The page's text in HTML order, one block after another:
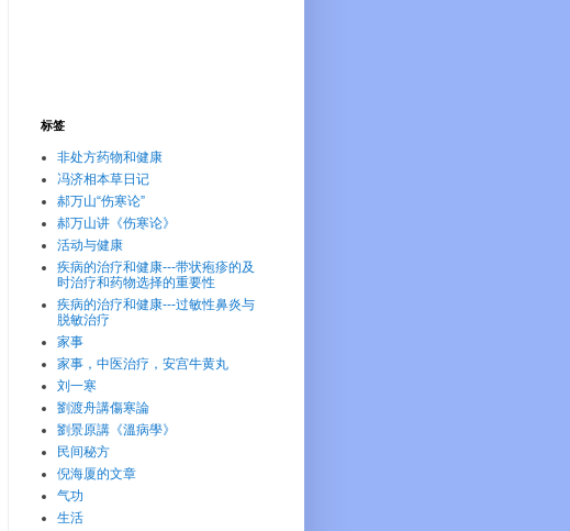
标签
非处方药物和健康
冯济相本草日记
郝万山“伤寒论”
郝万山讲《伤寒论》
活动与健康
疾病的治疗和健康---带状疱疹的及
时治疗和药物选择的重要性
疾病的治疗和健康---过敏性鼻炎与
脱敏治疗
家事
家事，中医治疗，安宫牛黄丸
刘一寒
劉渡舟講傷寒論
劉景原講《溫病學》
民间秘方
倪海厦的文章
气功
生活